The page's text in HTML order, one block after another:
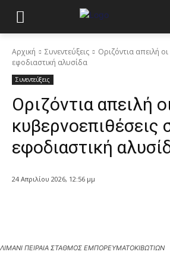
Αρχική Συνεντεύξεις
Οριζόντια απειλή
εφοδιαστική αλυσίδα
Συνεντεύξεις
Οριζόντια απειλή
κυβερνοεπιθέσεις
εφοδιαστική
24 Απριλίου 2026, 12:56 μμ
ΛΙΜΑΝΙ ΠΕΙΡΑΙΑ ΣΤΑΘΜΟΣ ΕΜΠΟΡΕΥΜΑΤΟΚΙΒΩΤΙΩΝ